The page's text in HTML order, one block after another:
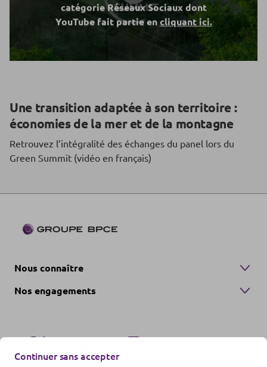
catégorie Réseaux Sociaux dont
YouTube fait partie encliquant ici.
Une transition adaptée à son territoire :
économies de la mer et de la montagne
Retrouvez l’intégralité des échanges du panel lors du
Green Summit (vidéo en français)
Nous connaître
Nos engagements
Continuer sans accepter